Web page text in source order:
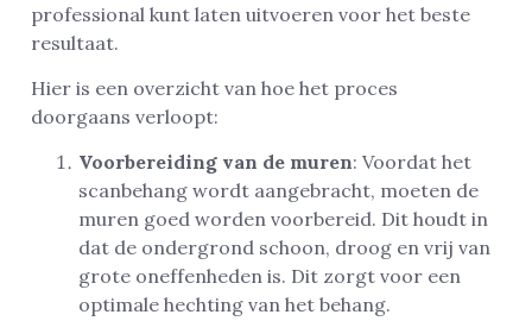
professional kunt laten uitvoeren voor het beste
resultaat.
Hier is een overzicht van hoe het proces
doorgaans verloopt:
Voorbereiding van de muren: Voordat het
scanbehang wordt aangebracht, moeten de
muren goed worden voorbereid. Dit houdt in
dat de ondergrond schoon, droog en vrij van
grote oneffenheden is. Dit zorgt voor een
optimale hechting van het behang.